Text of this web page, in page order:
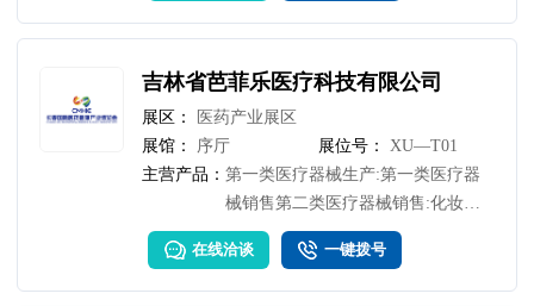
吉林省芭菲乐医疗科技有限公司
展区：
医药产业展区
展馆：
序厅 展位号：
XU—T01
主营产品：第一类医疗器械生产:第一类医疗器
械销售第二类医疗器械销售:化妆品
批发:化妆品零售，互联网销售(除销
售需要许可的商品):卫生用品和一次
性使用医疗用品销售消毒剂销售((不
在线洽谈 一键拨号